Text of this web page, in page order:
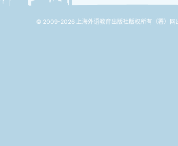
© 2009-2026 上海外语教育出版社版权所有 （署）